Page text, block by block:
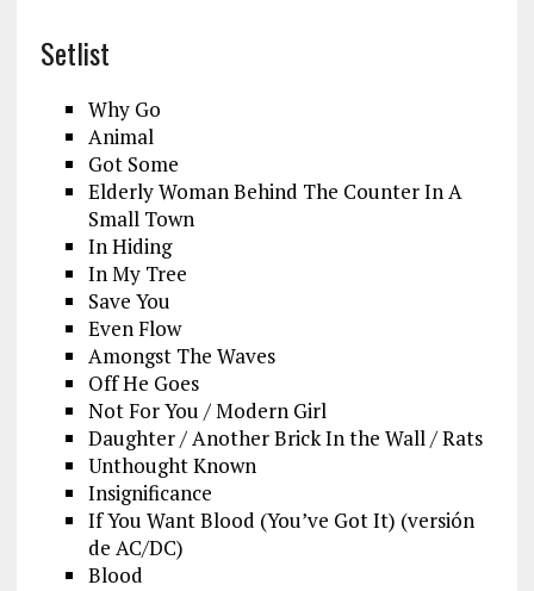
Setlist
Why Go
Animal
Got Some
Elderly Woman Behind The Counter In A
Small Town
In Hiding
In My Tree
Save You
Even Flow
Amongst The Waves
Off He Goes
Not For You / Modern Girl
Daughter / Another Brick In the Wall / Rats
Unthought Known
Insignificance
If You Want Blood (You’ve Got It) (versión
de AC/DC)
Blood